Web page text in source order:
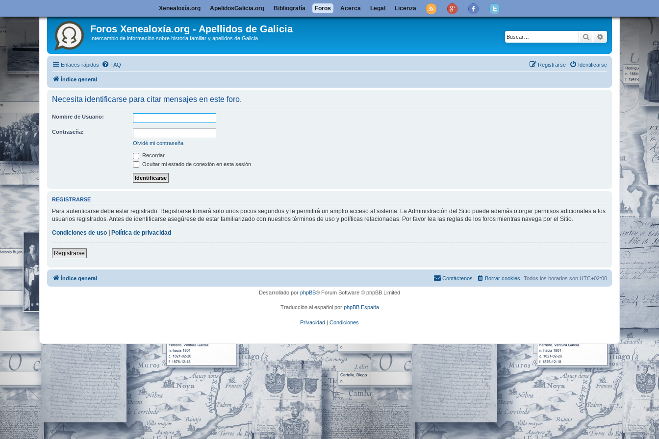
Foros Xenealoxía.org - Apellidos de Galicia
Intercambio de información sobre historia familiar y apellidos de Galicia Buscar Búsqueda
Enlaces rápidos FAQ Identificarse
Registrarse
Índice general
Necesita identificarse para citar mensajes en este foro.
Nombre de Usuario:
Contraseña:
Olvidé mi contraseña
Recordar
Ocultar mi estado de conexión en esta sesión
REGISTRARSE
Para autenticarse debe estar registrado. Registrarse tomará solo unos pocos segundos y le permitirá un amplio acceso al sistema. La Administración del Sitio puede además otorgar permisos adicionales a los
usuarios registrados. Antes de identificarse asegúrese de estar familiarizado con nuestros términos de uso y políticas relacionadas. Por favor lea las reglas de los foros mientras navega por el Sitio.
Condiciones de uso | Política de privacidad
Registrarse
Xenealoxía.org ApelidosGalicia.org Bibliografía Foros Acerca Legal Licenza
Índice general Todos los horarios son UTC+02:00
Borrar cookies
Contáctenos
Desarrollado por phpBB® Forum Software © phpBB Limited
Traducción al español por phpBB España
Privacidad | Condiciones